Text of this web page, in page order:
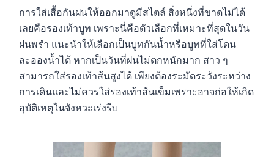
การใส่เสื้อกันฝนให้ออกมาดูมีสไตล์ สิ่งหนึ่งที่ขาดไม่ได้
เลยคือรองเท้าบูท เพราะนี่คือตัวเลือกที่เหมาะที่สุดในวัน
ฝนพรำ แนะนำให้เลือกเป็นบูทกันน้ำหรือบูทที่ใส่โดน
ละอองน้ำได้ หากเป็นวันที่ฝนไม่ตกหนักมาก สาว ๆ
สามารถใส่รองเท้าส้นสูงได้ เพียงต้องระมัดระวังระหว่าง
การเดินและไม่ควรใส่รองเท้าส้นเข็มเพราะอาจก่อให้เกิด
อุบัติเหตุในจังหวะเร่งรีบ